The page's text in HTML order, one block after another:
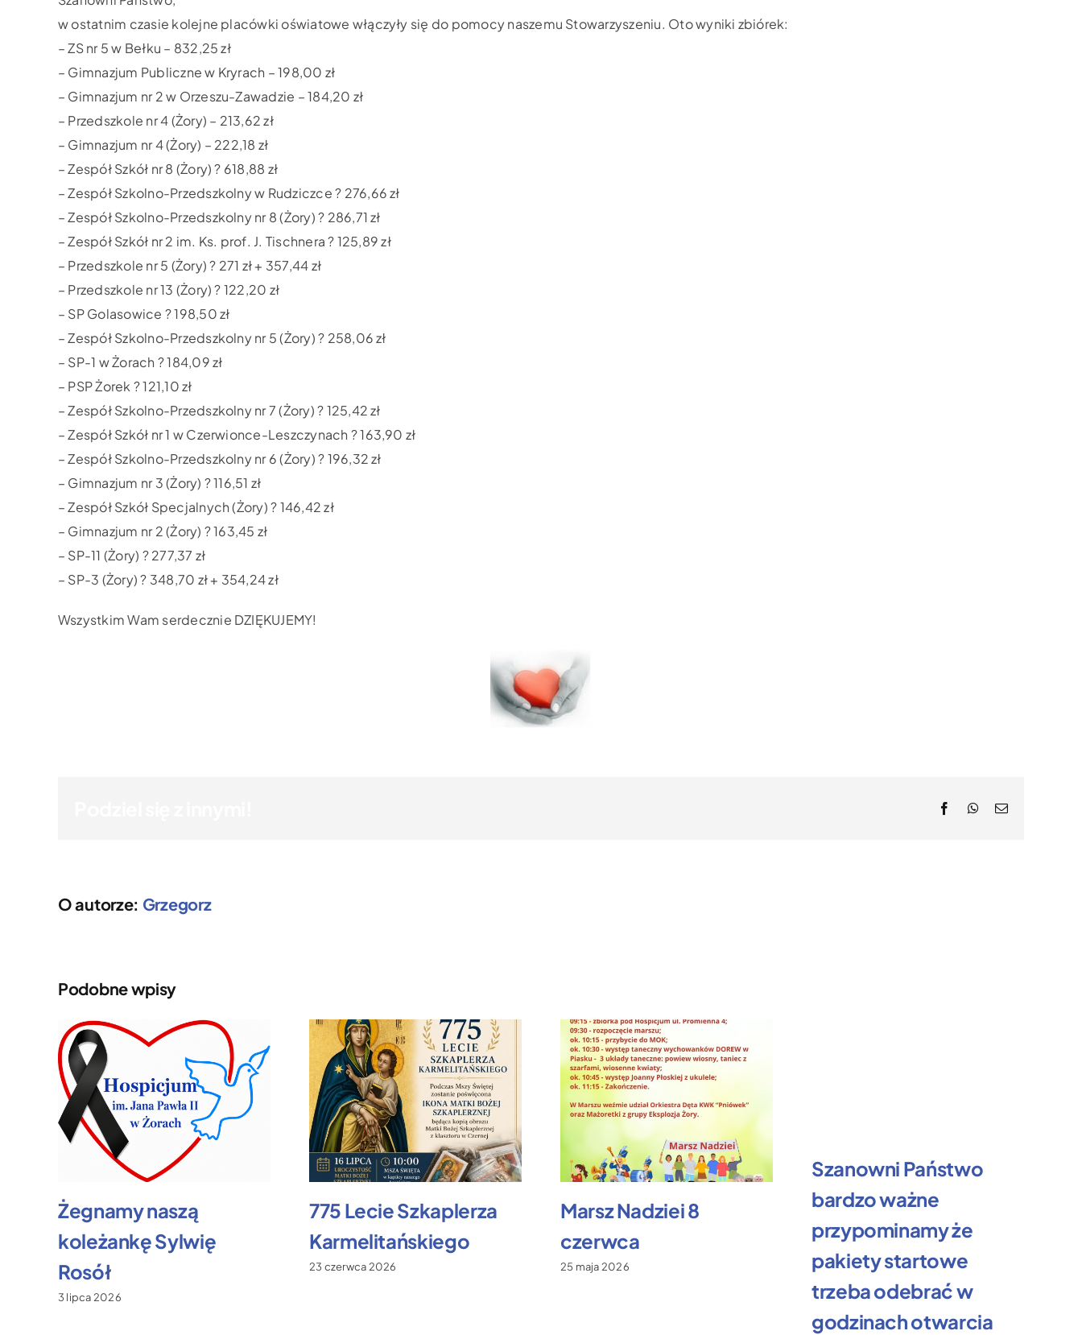
w ostatnim czasie kolejne placówki oświatowe włączyły się do pomocy naszemu Stowarzyszeniu. Oto wyniki zbiórek:
– ZS nr 5 w Bełku – 832,25 zł
– Gimnazjum Publiczne w Kryrach – 198,00 zł
– Gimnazjum nr 2 w Orzeszu-Zawadzie – 184,20 zł
– Przedszkole nr 4 (Żory) – 213,62 zł
– Gimnazjum nr 4 (Żory) – 222,18 zł
– Zespół Szkół nr 8 (Żory) ? 618,88 zł
– Zespół Szkolno-Przedszkolny w Rudziczce ? 276,66 zł
– Zespół Szkolno-Przedszkolny nr 8 (Żory) ? 286,71 zł
– Zespół Szkół nr 2 im. Ks. prof. J. Tischnera ? 125,89 zł
– Przedszkole nr 5 (Żory) ? 271 zł + 357,44 zł
– Przedszkole nr 13 (Żory) ? 122,20 zł
– SP Golasowice ? 198,50 zł
– Zespół Szkolno-Przedszkolny nr 5 (Żory) ? 258,06 zł
– SP-1 w Żorach ? 184,09 zł
– PSP Żorek ? 121,10 zł
– Zespół Szkolno-Przedszkolny nr 7 (Żory) ? 125,42 zł
– Zespół Szkół nr 1 w Czerwionce-Leszczynach ? 163,90 zł
– Zespół Szkolno-Przedszkolny nr 6 (Żory) ? 196,32 zł
– Gimnazjum nr 3 (Żory) ? 116,51 zł
– Zespół Szkół Specjalnych (Żory) ? 146,42 zł
– Gimnazjum nr 2 (Żory) ? 163,45 zł
– SP-11 (Żory) ? 277,37 zł
– SP-3 (Żory) ? 348,70 zł + 354,24 zł
Wszystkim Wam serdecznie DZIĘKUJEMY!
FacebookWhatsApp
Email
O autorze: Grzegorz
Podobne wpisy
Żegnamy naszą
koleżankę Sylwię
Rosół
3 lipca 2026
775 Lecie Szkaplerza
Karmelitańskiego
23 czerwca 2026
Marsz Nadziei 8
czerwca
25 maja 2026
Szanowni Państwo
bardzo ważne
przypominamy że
pakiety startowe
trzeba odebrać w
godzinach otwarcia